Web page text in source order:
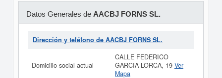
Datos Generales de AACBJ FORNS SL.
Dirección y teléfono de AACBJ FORNS SL.
Domicilio social actual
CALLE FEDERICO
GARCIA LORCA, 19 Ver
Mapa